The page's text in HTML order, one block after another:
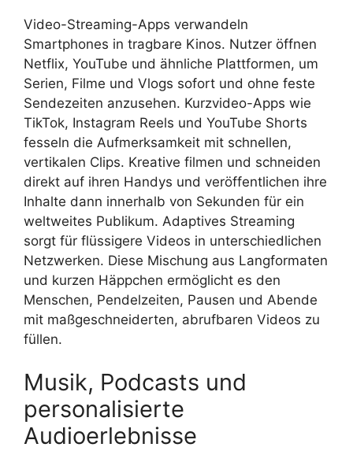
Video-Streaming-Apps verwandeln
Smartphones in tragbare Kinos. Nutzer öffnen
Netflix, YouTube und ähnliche Plattformen, um
Serien, Filme und Vlogs sofort und ohne feste
Sendezeiten anzusehen. Kurzvideo-Apps wie
TikTok, Instagram Reels und YouTube Shorts
fesseln die Aufmerksamkeit mit schnellen,
vertikalen Clips. Kreative filmen und schneiden
direkt auf ihren Handys und veröffentlichen ihre
Inhalte dann innerhalb von Sekunden für ein
weltweites Publikum. Adaptives Streaming
sorgt für flüssigere Videos in unterschiedlichen
Netzwerken. Diese Mischung aus Langformaten
und kurzen Häppchen ermöglicht es den
Menschen, Pendelzeiten, Pausen und Abende
mit maßgeschneiderten, abrufbaren Videos zu
füllen.
Musik, Podcasts und
personalisierte
Audioerlebnisse